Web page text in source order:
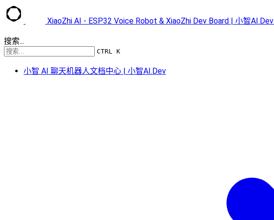
XiaoZhi AI - ESP32 Voice Robot & XiaoZhi Dev Board | 小智AI.Dev
搜索...
CTRL K
小智 AI 聊天机器人文档中心 | 小智AI.Dev